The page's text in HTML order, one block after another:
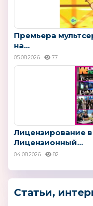
Премьера
на...
05.08.2026 77
Лицензирование
Лицензионный...
04.08.2026 82
Статьи,